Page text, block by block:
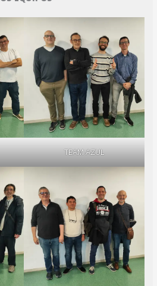
TEAM AZUL